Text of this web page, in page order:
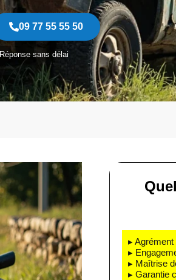
09 77 55 55 50
Réponse sans délai
▸
▸
▸ Maîtrise
▸ Garantie